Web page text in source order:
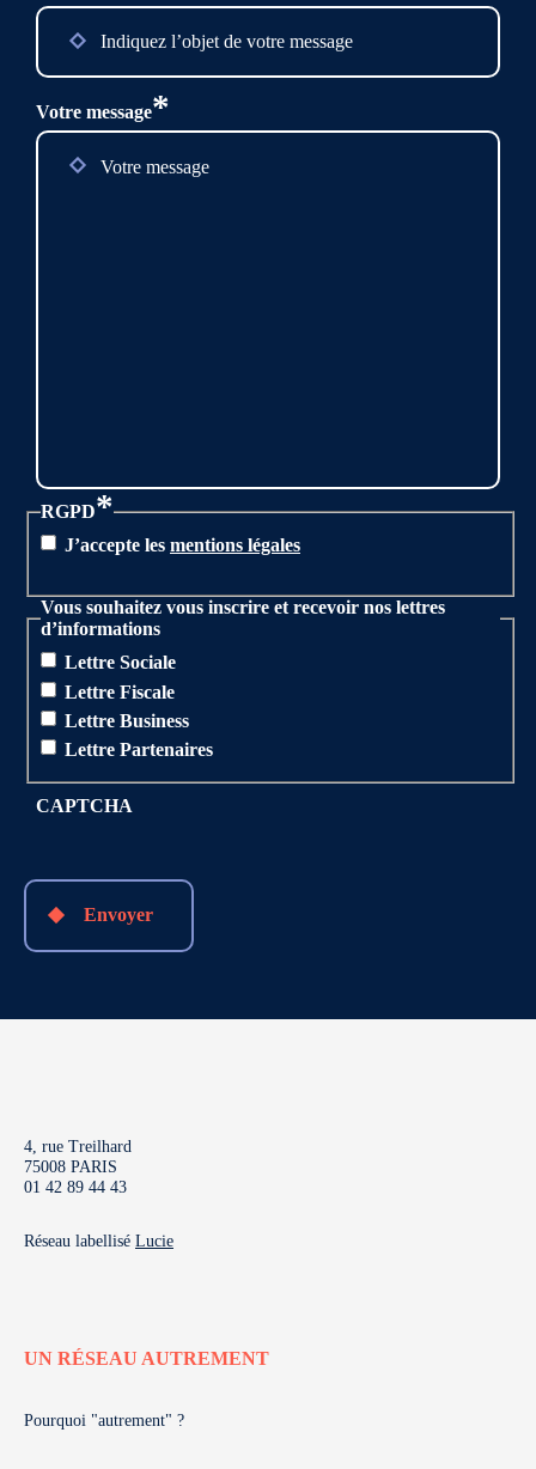
Votre message*
RGPD*
J’accepte les mentions légales
Vous souhaitez vous inscrire et recevoir nos lettres
d’informations
Lettre Sociale
Lettre Fiscale
Lettre Business
Lettre Partenaires
CAPTCHA
Envoyer
4, rue Treilhard
75008 PARIS
01 42 89 44 43
Réseau labellisé Lucie
UN RÉSEAU AUTREMENT
Pourquoi "autrement" ?